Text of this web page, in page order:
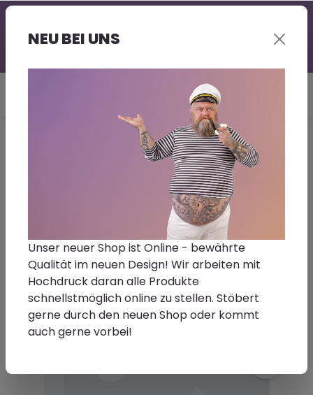
Ort | Großer Lagerbestand | Kurze Lieferzeit |
Farbe | Lacke | Lasuren Decklacke
Hesse PUR Glaslack 5:1 DR
Hesse PUR Glaslack 5:1 DR 4076-0001
NEU BEI UNS
Unser neuer Shop ist Online - bewährte
Qualität im neuen Design! Wir arbeiten mit
Hochdruck daran alle Produkte
schnellstmöglich online zu stellen. Stöbert
gerne durch den neuen Shop oder kommt
auch gerne vorbei!